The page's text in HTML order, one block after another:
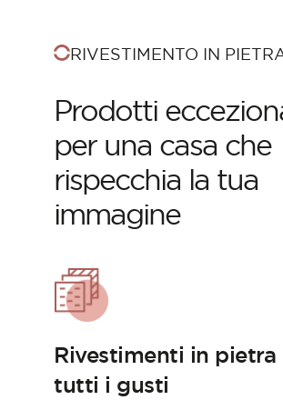
RIVESTIMENTO IN
Prodotti
per una casa che
rispecchia la tua
immagine
Rivestimenti in pietra
tutti i gusti